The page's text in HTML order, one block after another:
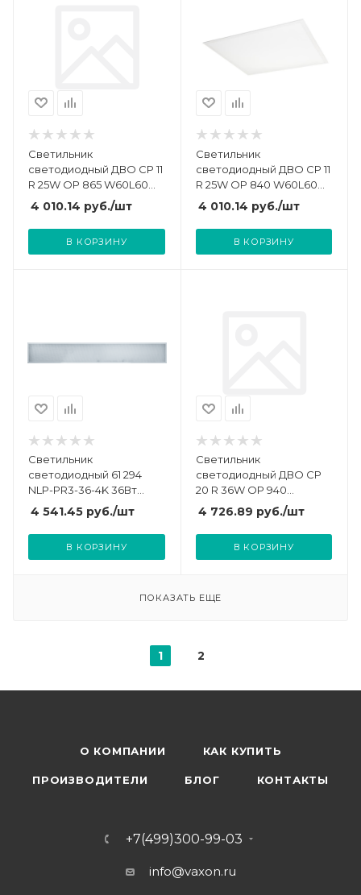
Светильник
светодиодный ДВО CP 11
R 25W OP 865 W60L60
595х595х26мм 25Вт
6500К IP40 3500лм
140лм/Вт встраив.
панель бел. Русский
4 010.14 руб./шт
В КОРЗИНУ
Светильник
светодиодный ДВО CP 11
R 25W OP 840 W60L60
595х595х26мм 25Вт
4000К IP40 3500лм
140лм/Вт встраив.
панель бел. Русский
4 010.14 руб./шт
В КОРЗИНУ
Светильник
светодиодный 61 294
NLP-PR3-36-4K 36Вт
4000К IP40 3700лм 176-
264В призма (аналог
ЛПО 2х36) Navigator
4 541.45 руб./шт
В КОРЗИНУ
Светильник
светодиодный ДВО CP
20 R 36W OP 940
W60L60 595х595х26мм
36Вт 4000К IP40 Ra90
встраив. панель бел.
Русский Свет
4 726.89 руб./шт
В КОРЗИНУ
ПОКАЗАТЬ ЕЩЕ
1 2
О КОМПАНИИ КАК КУПИТЬ
ПРОИЗВОДИТЕЛИ БЛОГ КОНТАКТЫ
+7(499)300-99-03
info@vaxon.ru